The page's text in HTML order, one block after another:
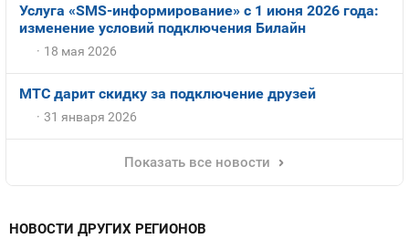
Услуга «SMS-информирование» с 1 июня 2026 года:
изменение условий подключения Билайн
18 мая 2026
МТС дарит скидку за подключение друзей
31 января 2026
Показать все новости
НОВОСТИ ДРУГИХ РЕГИОНОВ